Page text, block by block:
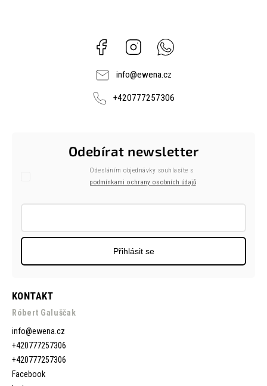
Facebook Instagram
info@ewena.cz
+420777257306
KONTAKT
Róbert Galuščak
info@ewena.cz
+420777257306
+420777257306
Facebook
Odebírat newsletter
Odesláním objednávky souhlasíte s
podmínkami ochrany osobních údajů
Přihlásit se